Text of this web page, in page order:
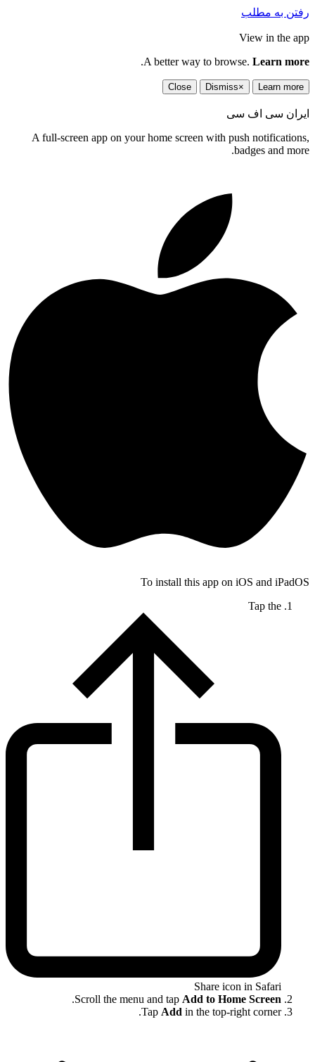
رفتن به مطلب
View in the app
A better way to browse. Learn more
.
Learn more
×
Dismiss
Close
ایران سی اف سی
A full-screen app on your home screen with push notifications,
badges and more.
To install this app on iOS and iPadOS
Tap the
Share icon in Safari
Scroll the menu and tap Add to Home Screen
.
Tap Add in the top-right corner.